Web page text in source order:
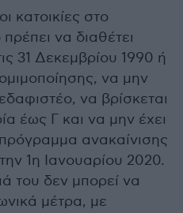
κατοικίες στο
να διαθέτει
31 Δεκεμβρίου 1990 ή
να μην
να βρίσκεται
έως Γ και να μην έχει
ανακαίνισης
1η Ιανουαρίου 2020.
του δεν μπορεί να
μέτρα, με